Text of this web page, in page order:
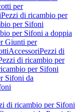
per
Pezzi di ricambio per
per Sifoni
per Sifoni a doppia
Giunti per
AccessoriPezzi di
di ricambio per
per Sifoni
Sifoni da
di ricambio per Sifoni